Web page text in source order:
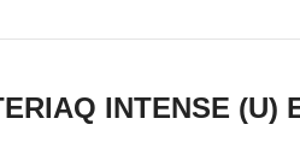
INTENSE (U)